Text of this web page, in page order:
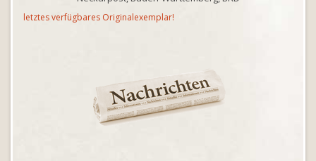
letztes verfügbares Originalexemplar!